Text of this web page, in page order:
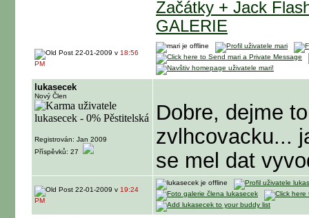
Začátky + Jack
GALERIE
22-01-2009 v 18:56
PM
lukasecek
Nový Člen
Registrován: Jan 2009
Příspěvků: 27
Dobre, dejme
zvlhcovacku...
se mel dat
22-01-2009 v 19:24
PM